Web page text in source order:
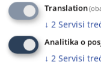
Translation
↓ 2 Servisi
Analitika o
↓ 2 Servisi